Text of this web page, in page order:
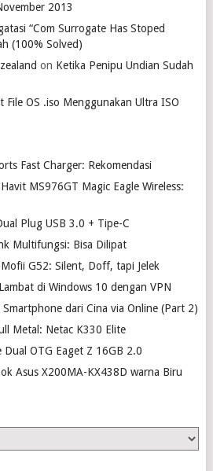
2013
“Com Surrogate Has Stoped
(100% Solved)
on Ketika Penipu Undian Sudah
File OS .iso Menggunakan Ultra ISO
Fast Charger: Rekomendasi
MS976GT Magic Eagle Wireless:
Plug USB 3.0 + Tipe-C
Multifungsi: Bisa Dilipat
G52: Silent, Doff, tapi Jelek
di Windows 10 dengan VPN
dari Cina via Online (Part 2)
Metal: Netac K330 Elite
Dual OTG Eaget Z 16GB 2.0
Asus X200MA-KX438D warna Biru